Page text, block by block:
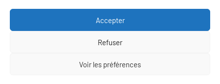
Accepter
Refuser
Voir les préférences
Football gaélique
Sports de combat